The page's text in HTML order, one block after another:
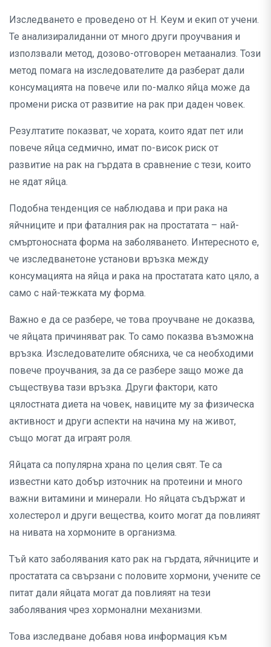
Изследването е проведено от Н. Кеум и екип от учени.
Те анализиралиданни от много други проучвания и
използвали метод, дозово-отговорен метаанализ. Този
метод помага на изследователите да разберат дали
консумацията на повече или по-малко яйца може да
промени риска от развитие на рак при даден човек.
Резултатите показват, че хората, които ядат пет или
повече яйца седмично, имат по-висок риск от
развитие на рак на гърдата в сравнение с тези, които
не ядат яйца.
Подобна тенденция се наблюдава и при рака на
яйчниците и при фаталния рак на простатата – най-
смъртоносната форма на заболяването. Интересното е,
че изследванетоне установи връзка между
консумацията на яйца и рака на простатата като цяло, а
само с най-тежката му форма.
Важно е да се разбере, че това проучване не доказва,
че яйцата причиняват рак. То само показва възможна
връзка. Изследователите обясниха, че са необходими
повече проучвания, за да се разбере защо може да
съществува тази връзка. Други фактори, като
цялостната диета на човек, навиците му за физическа
активност и други аспекти на начина му на живот,
също могат да играят роля.
Яйцата са популярна храна по целия свят. Те са
известни като добър източник на протеини и много
важни витамини и минерали. Но яйцата съдържат и
холестерол и други вещества, които могат да повлияят
на нивата на хормоните в организма.
Тъй като заболявания като рак на гърдата, яйчниците и
простатата са свързани с половите хормони, учените се
питат дали яйцата могат да повлияят на тези
заболявания чрез хормонални механизми.
Това изследване добавя нова информация към